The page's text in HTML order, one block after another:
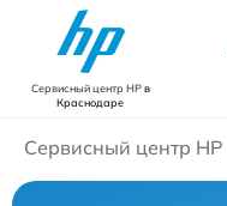
Сервисный центр HPв
Краснодаре
Сервисный центр HP